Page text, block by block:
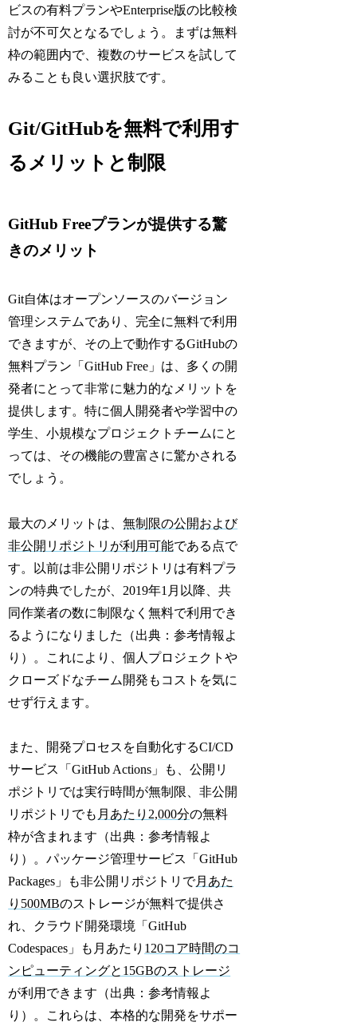
ビスの有料プランやEnterprise版の比較検
討が不可欠となるでしょう。まずは無料
枠の範囲内で、複数のサービスを試して
みることも良い選択肢です。
Git/GitHubを無料で利用す
るメリットと制限
GitHub Freeプランが提供する驚
きのメリット
Git自体はオープンソースのバージョン
管理システムであり、完全に無料で利用
できますが、その上で動作するGitHubの
無料プラン「GitHub Free」は、多くの開
発者にとって非常に魅力的なメリットを
提供します。特に個人開発者や学習中の
学生、小規模なプロジェクトチームにと
っては、その機能の豊富さに驚かされる
でしょう。
最大のメリットは、無制限の公開および
非公開リポジトリが利用可能である点で
す。以前は非公開リポジトリは有料プラ
ンの特典でしたが、2019年1月以降、共
同作業者の数に制限なく無料で利用でき
るようになりました（出典：参考情報よ
り）。これにより、個人プロジェクトや
クローズドなチーム開発もコストを気に
せず行えます。
また、開発プロセスを自動化するCI/CD
サービス「GitHub Actions」も、公開リ
ポジトリでは実行時間が無制限、非公開
リポジトリでも 月あたり2,000分の無料
枠が含まれます（出典：参考情報よ
り）。パッケージ管理サービス「GitHub
Packages」も非公開リポジトリで月あた
り500MBのストレージが無料で提供さ
れ、クラウド開発環境「GitHub
Codespaces」も月あたり 120コア時間のコ
ンピューティングと15GBのストレージ
が利用できます（出典：参考情報よ
り）。これらは、本格的な開発をサポー